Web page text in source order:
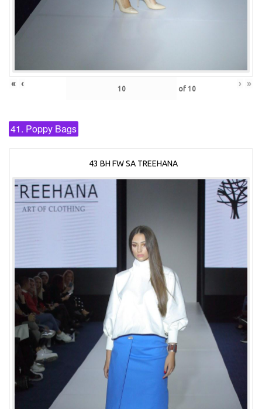
« ‹ of 10 › »
41. Poppy Bags
43 BH FW SA TREEHANA